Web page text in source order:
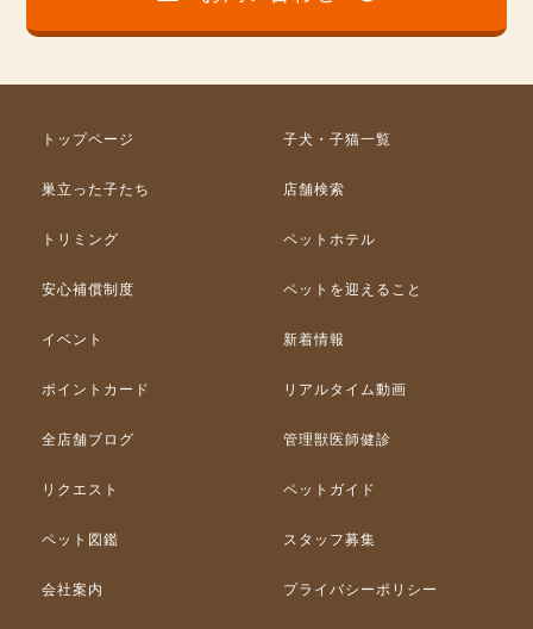
トップページ 子犬・子猫一覧
巣立った子たち 店舗検索
トリミング ペットホテル
安心補償制度 ペットを迎えること
イベント 新着情報
ポイントカード リアルタイム動画
全店舗ブログ 管理獣医師健診
リクエスト ペットガイド
ペット図鑑 スタッフ募集
会社案内 プライバシーポリシー